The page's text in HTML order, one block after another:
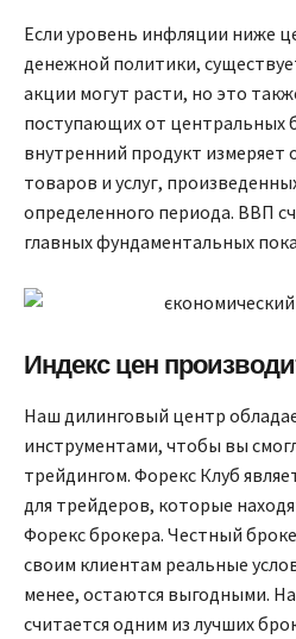
Если уровень инфляции ниже
денежной политики,
акции могут расти, но это
поступающих от центральных
внутренний продукт
товаров и услуг,
определенного периода. ВВП
главных фундаментальных
Индекс цен
Наш дилинговый центр
инструментами, чтобы вы
трейдингом. Форекс Клуб
для трейдеров, которые
Форекс брокера. Честный
своим клиентам реальные
менее, остаются выгодными.
считается одним из лучших